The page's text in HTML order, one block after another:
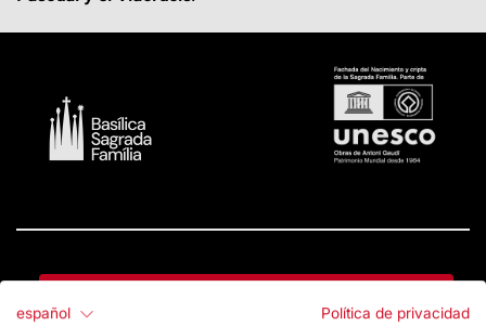
español
Política de privacidad